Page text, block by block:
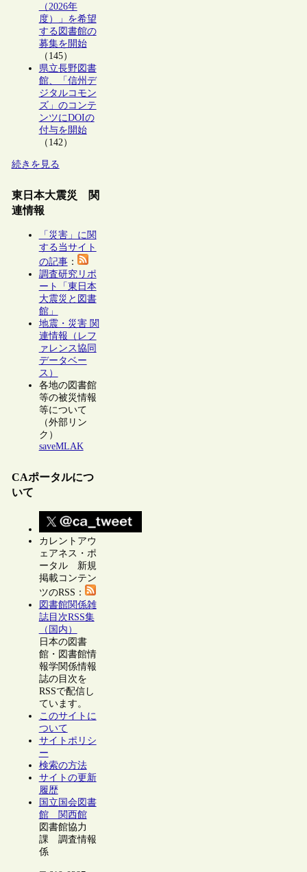
（2026年
度）」を希望
する図書館の
募集を開始
（145）
県立長野図書
館、「信州デ
ジタルコモン
ズ」のコンテ
ンツにDOIの
付与を開始
（142）
続きを見る
東日本大震災 関
連情報
「災害」に関
する当サイト
の記事：
調査研究リポ
ート「東日本
大震災と図書
館」
地震・災害 関
連情報（レフ
ァレンス協同
データベー
ス）
各地の図書館
等の被災情報
等について
（外部リン
ク）
saveMLAK
CAポータルにつ
いて
カレントアウ
ェアネス・ポ
ータル 新規
掲載コンテン
ツのRSS：
図書館関係雑
誌目次RSS集
（国内）
日本の図書
館・図書館情
報学関係情報
誌の目次を
RSSで配信し
ています。
このサイトに
ついて
サイトポリシ
ー
検索の方法
サイトの更新
履歴
国立国会図書
館 関西館
図書館協力
課 調査情報
係